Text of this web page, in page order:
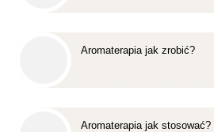
Aromaterapia jak zrobić?
Aromaterapia jak stosować?